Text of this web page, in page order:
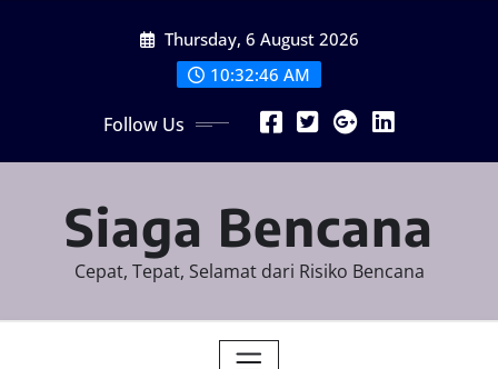
Thursday, 6 August 2026
10:32:47 AM
Follow Us
Siaga Bencana
Cepat, Tepat, Selamat dari Risiko Bencana